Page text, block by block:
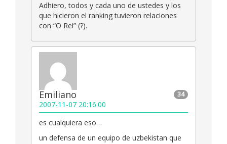
Adhiero, todos y cada uno de ustedes y los
que hicieron el ranking tuvieron relaciones
con “O Rei” (?).
34
Emiliano
2007-11-07 20:16:00
es cualquiera eso…
un defensa de un equipo de uzbekistan que